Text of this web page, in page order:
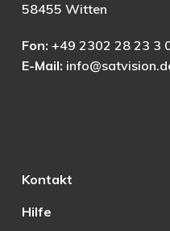
58455 Witten
Fon: +49 2302 28 23 3
E-Mail:
Kontakt
Hilfe